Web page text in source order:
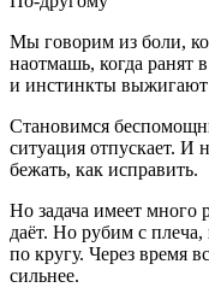
Мы говорим из боли,
наотмашь, когда ранят
и инстинкты выжигают
Становимся
ситуация отпускает. И
бежать, как исправить.
Но задача имеет много
даёт. Но рубим с
по кругу. Через время
сильнее.